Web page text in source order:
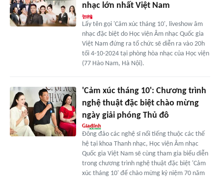
nhạc lớn nhất Việt Nam
Lấy tên gọi 'Cảm xúc tháng 10', liveshow âm
nhạc đặc biệt do Học viện Âm nhạc Quốc gia
Việt Nam đứng ra tổ chức sẽ diễn ra vào 20h
tối 4-10-2024 tại phòng hòa nhạc của Học viện
(77 Hào Nam, Hà Nội).
'Cảm xúc tháng 10': Chương trình
nghệ thuật đặc biệt chào mừng
ngày giải phóng Thủ đô
Đông đảo các nghệ sĩ nổi tiếng thuộc các thế
hệ tại khoa Thanh nhạc, Học viện Âm nhạc
Quốc gia Việt Nam sẽ cùng tham gia biểu diễn
trong chương trình nghệ thuật đặc biệt 'Cảm
xúc tháng 10' để chào mừng kỷ niệm 70 năm